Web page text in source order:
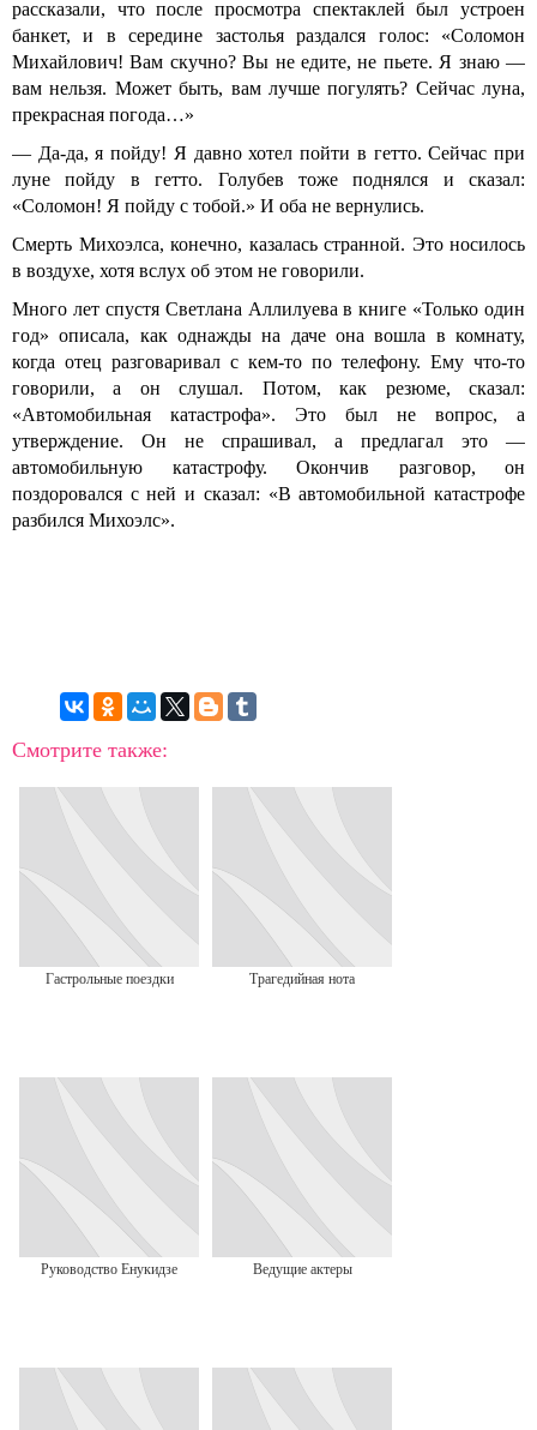
рассказали, что после просмотра спектаклей был устроен
банкет, и в середине застолья раздался голос: «Соломон
Михайлович! Вам скучно? Вы не едите, не пьете. Я знаю —
вам нельзя. Может быть, вам лучше погулять? Сейчас луна,
прекрасная погода…»
— Да-да, я пойду! Я давно хотел пойти в гетто. Сейчас при
луне пойду в гетто. Голубев тоже поднялся и сказал:
«Соломон! Я пойду с тобой.» И оба не вернулись.
Смерть Михоэлса, конечно, казалась странной. Это носилось
в воздухе, хотя вслух об этом не говорили.
Много лет спустя Светлана Аллилуева в книге «Только один
год» описала, как однажды на даче она вошла в комнату,
когда отец разговаривал с кем-то по телефону. Ему что-то
говорили, а он слушал. Потом, как резюме, сказал:
«Автомобильная катастрофа». Это был не вопрос, а
утверждение. Он не спрашивал, а предлагал это —
автомобильную катастрофу. Окончив разговор, он
поздоровался с ней и сказал: «В автомобильной катастрофе
разбился Михоэлс».
Смотрите также:
Гастрольные поездки Трагедийная нота
Руководство Енукидзе Ведущие актеры